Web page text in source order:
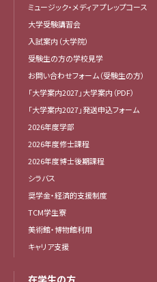
ミュージック・メディア プレップコース
大学受験講習会
入試案内（大学院）
受験生の方の学校見学
お問い合わせフォーム（受験生の方）
「大学案内2027」大学案内（PDF）
「大学案内2027」発送申込フォーム
2026年度学部
2026年度修士課程
2026年度博士後期課程
シラバス
奨学金・経済的支援制度
TCM学生寮
美術館・博物館利用
キャリア支援
在学生の方